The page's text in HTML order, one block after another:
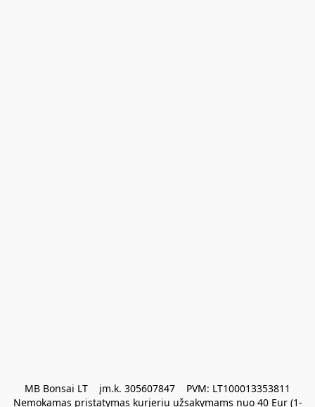
MB Bonsai LT    įm.k. 305607847    PVM: LT100013353811
Nemokamas pristatymas kurjeriu užsakymams nuo 40 Eur (1-